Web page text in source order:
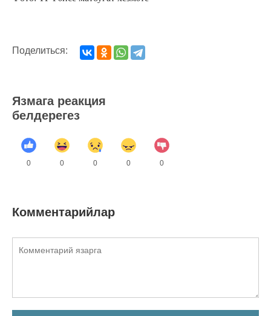
Поделиться:
Язмага реакция
белдерегез
0 0 0 0 0
Комментарийлар